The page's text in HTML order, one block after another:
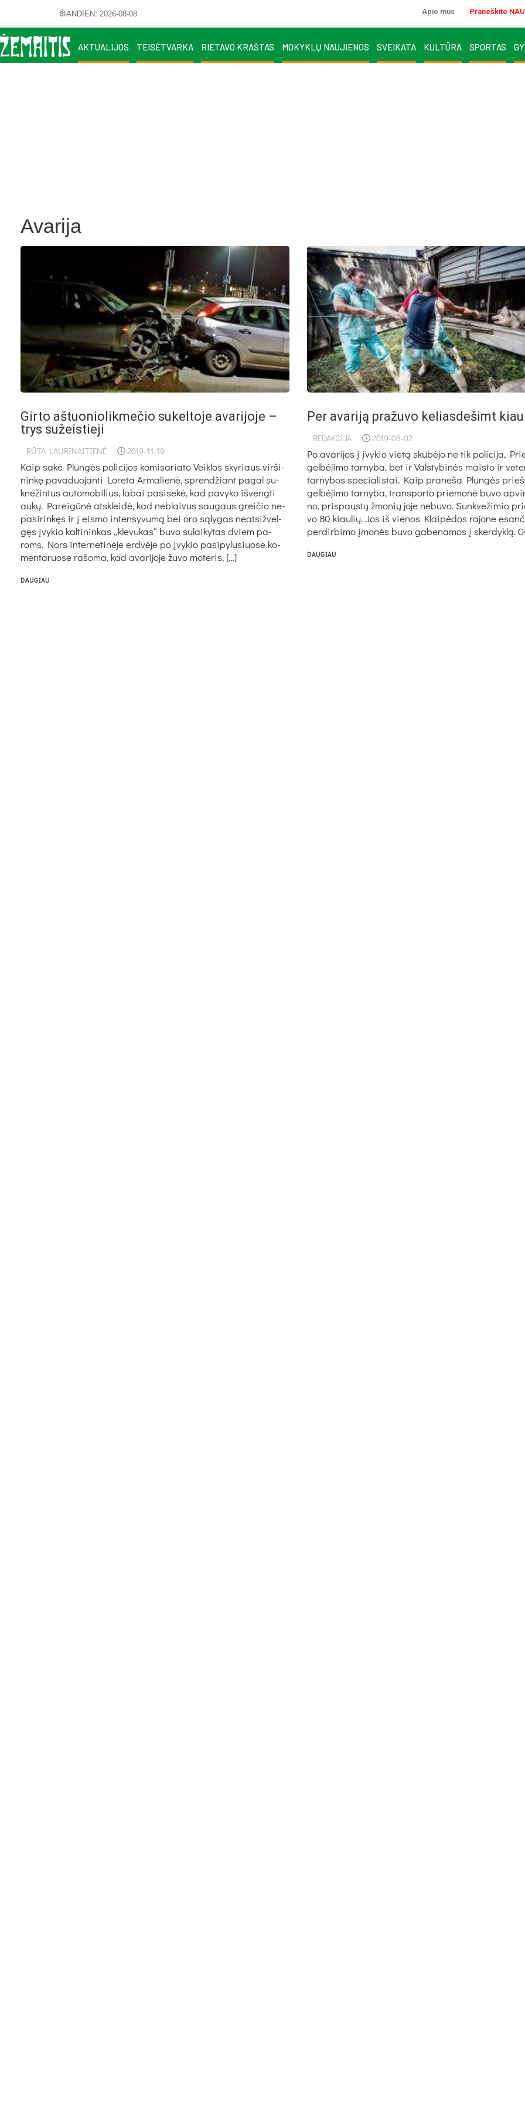
ŠIANDIEN: 2026-08-08 Apie mus Praneškite
AKTUALIJOS TEISĖTVARKA RIETAVO KRAŠTAS MOKYKLŲ NAUJIENOS SVEIKATA KULTŪRA SPORTAS
Avarija
Girto aštuoniolikmečio sukeltoje avarijoje –
trys sužeistieji
RŪTA LAURINAITIENĖ 2019-11-19
Kaip sa­kė Plun­gės po­li­ci­jos ko­mi­sa­ria­to Veik­los sky­riaus vir­ši­
nin­kę pa­va­duo­jan­ti Lo­re­ta Ar­ma­lie­nė, spren­džiant pa­gal su­
kne­žin­tus au­to­mo­bi­lius, la­bai pa­si­se­kė, kad pa­vy­ko iš­veng­ti
au­kų. Pa­rei­gū­nė at­sklei­dė, kad ne­blai­vus sau­gaus grei­čio ne­
pa­si­rin­kęs ir į eis­mo in­ten­sy­vu­mą bei oro są­ly­gas neat­siž­vel­
gęs įvy­kio kal­ti­nin­kas „kle­vu­kas“ bu­vo su­lai­ky­tas dviem pa­
roms. Nors in­ter­ne­ti­nė­je erd­vė­je po įvy­kio pa­si­py­lu­siuo­se ko­
men­ta­ruo­se ra­šo­ma, kad ava­ri­jo­je žu­vo mo­te­ris, […]
DAUGIAU
Per avariją pražuvo keliasdešimt
REDAKCIJA 2019-08-02
Po ava­ri­jos į įvy­kio vie­tą sku­bė­jo ne tik po­li­ci­ja,
gel­bė­ji­mo tar­ny­ba, bet ir Vals­ty­bi­nės mais­to ir
tar­ny­bos spe­cia­lis­tai. Kaip pra­ne­ša Plun­gės
gel­bė­ji­mo tar­ny­ba, trans­por­to prie­mo­nė bu­vo
no, pri­spaus­tų žmo­nių jo­je ne­bu­vo. Sunk­ve­ži­mio
vo 80 kiau­lių. Jos iš vie­nos Klai­pė­dos ra­jo­ne
per­dir­bi­mo įmo­nės bu­vo ga­be­na­mos į sker­dyk­lą.
DAUGIAU